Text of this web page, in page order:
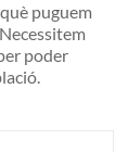
puguem
poder